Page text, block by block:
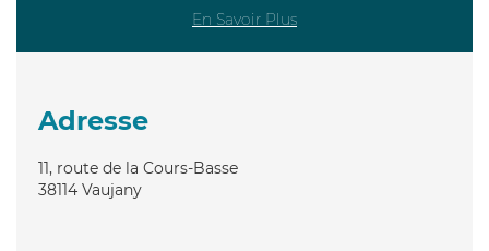
En Savoir Plus
Adresse
11, route de la Cours-Basse
38114 Vaujany